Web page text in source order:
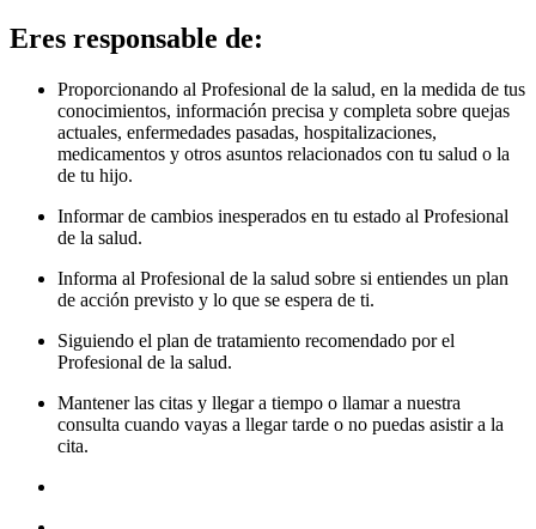
Eres responsable de:
Proporcionando al Profesional de la salud, en la medida de tus
conocimientos, información precisa y completa sobre quejas
actuales, enfermedades pasadas, hospitalizaciones,
medicamentos y otros asuntos relacionados con tu salud o la
de tu hijo.
Informar de cambios inesperados en tu estado al Profesional
de la salud.
Informa al Profesional de la salud sobre si entiendes un plan
de acción previsto y lo que se espera de ti.
Siguiendo el plan de tratamiento recomendado por el
Profesional de la salud.
Mantener las citas y llegar a tiempo o llamar a nuestra
consulta cuando vayas a llegar tarde o no puedas asistir a la
cita.